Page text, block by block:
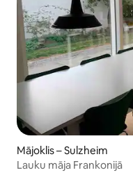
Mājoklis – Sulzheim
Lauku māja Frankonijā